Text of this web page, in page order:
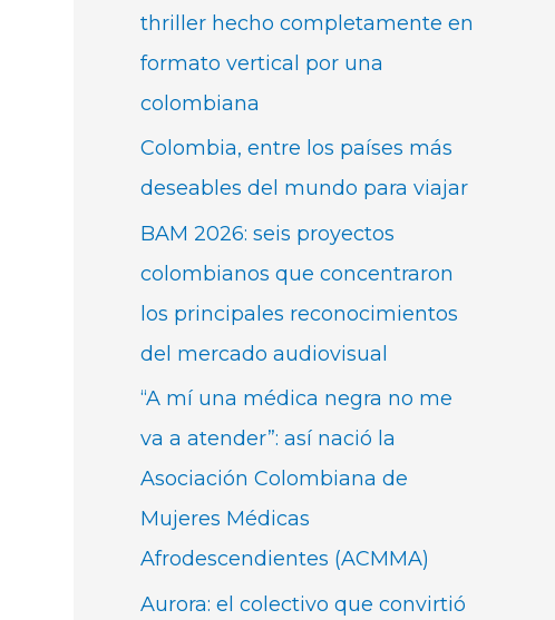
thriller hecho completamente en
formato vertical por una
colombiana
Colombia, entre los países más
deseables del mundo para viajar
BAM 2026: seis proyectos
colombianos que concentraron
los principales reconocimientos
del mercado audiovisual
“A mí una médica negra no me
va a atender”: así nació la
Asociación Colombiana de
Mujeres Médicas
Afrodescendientes (ACMMA)
Aurora: el colectivo que convirtió